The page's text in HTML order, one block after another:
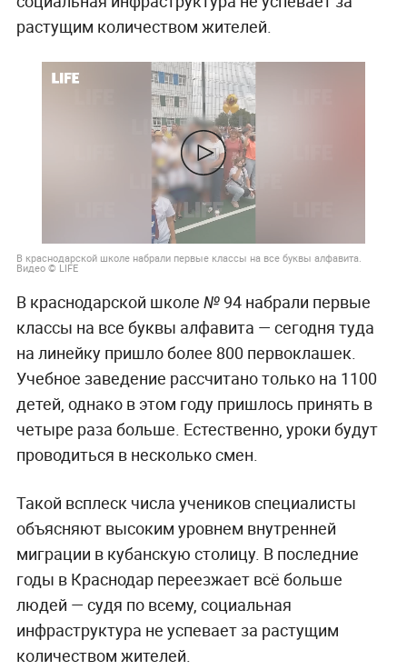
растущим количеством жителей.
В краснодарской школе набрали первые классы на все буквы алфавита.
Видео © LIFE
В краснодарской школе № 94 набрали первые
классы на все буквы алфавита — сегодня туда
на линейку пришло более 800 первоклашек.
Учебное заведение рассчитано только на 1100
детей, однако в этом году пришлось принять в
четыре раза больше. Естественно, уроки будут
проводиться в несколько смен.
Такой всплеск числа учеников специалисты
объясняют высоким уровнем внутренней
миграции в кубанскую столицу. В последние
годы в Краснодар переезжает всё больше
людей — судя по всему, социальная
инфраструктура не успевает за растущим
количеством жителей.